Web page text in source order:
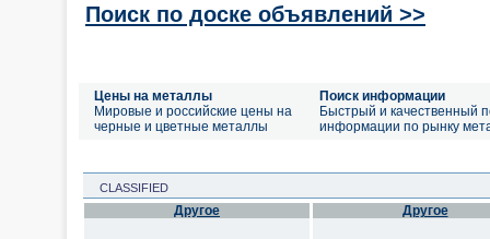
Поиск по доске объявлений >>
Цены на металлы
Мировые и российские цены на
черные и цветные металлы
Поиск информации
Быстрый и качественный
информации по рынку
CLASSIFIED
Другое Другое